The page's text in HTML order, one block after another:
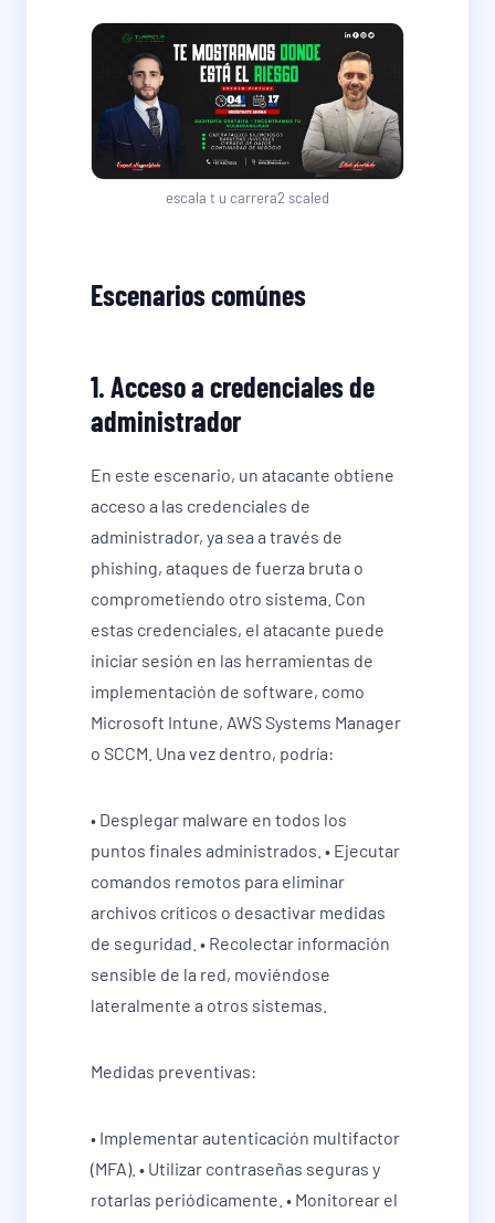
escala t u carrera2 scaled
Escenarios comúnes
1. Acceso a credenciales de
administrador
En este escenario, un atacante obtiene
acceso a las credenciales de
administrador, ya sea a través de
phishing, ataques de fuerza bruta o
comprometiendo otro sistema. Con
estas credenciales, el atacante puede
iniciar sesión en las herramientas de
implementación de software, como
Microsoft Intune, AWS Systems Manager
o SCCM. Una vez dentro, podría:
• Desplegar malware en todos los
puntos finales administrados. • Ejecutar
comandos remotos para eliminar
archivos críticos o desactivar medidas
de seguridad. • Recolectar información
sensible de la red, moviéndose
lateralmente a otros sistemas.
Medidas preventivas:
• Implementar autenticación multifactor
(MFA). • Utilizar contraseñas seguras y
rotarlas periódicamente. • Monitorear el